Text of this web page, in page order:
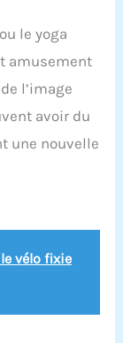
le yoga
amusement
l’image
avoir du
une nouvelle
vélo fixie